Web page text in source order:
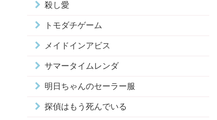
殺し愛
トモダチゲーム
メイドインアビス
サマータイムレンダ
明日ちゃんのセーラー服
探偵はもう死んでいる